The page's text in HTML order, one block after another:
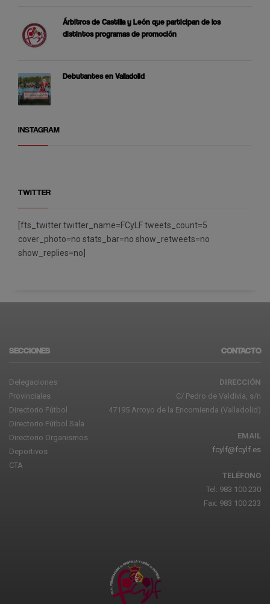
Árbitros de Castilla y León que participan de los
distintos programas de promoción
Debutantes en Valladolid
INSTAGRAM
TWITTER
[fts_twitter twitter_name=FCyLF tweets_count=5
cover_photo=no stats_bar=no show_retweets=no
show_replies=no]
SECCIONES
Delegaciones
Provinciales
Directorio Fútbol
Directorio Fútbol Sala
Directorio Organismos
Deportivos
CTA
CONTACTO
DIRECCIÓN
C/ Pedro de Valdivia, s/n
47195 Arroyo de la Encomienda (Valladolid)
EMAIL
fcylf@fcylf.es
TELÉFONO
Tel: 983 100 230
Fax: 983 100 233